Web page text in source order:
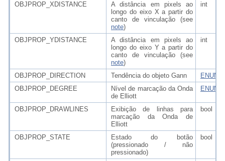
OBJPROP_XDISTANCE
A distância em pixels ao
longo do eixo X a partir do
canto de vinculação (see
note)
int
OBJPROP_YDISTANCE
A distância em pixels ao
longo do eixo Y a partir do
canto de vinculação (see
note)
int
OBJPROP_DIRECTION Tendência do objeto Gann
OBJPROP_DEGREE
Nível de marcação da Onda
de Elliott
OBJPROP_DRAWLINES
Exibição de linhas para
marcação da Onda de
Elliott
bool
OBJPROP_STATE
Estado do botão
(pressionado / não
pressionado)
bool